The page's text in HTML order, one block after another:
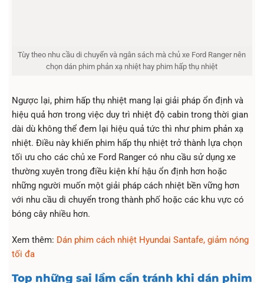
Tùy theo nhu cầu di chuyển và ngân sách mà chủ xe Ford Ranger nên
chọn dán phim phản xạ nhiệt hay phim hấp thụ nhiệt
Ngược lại, phim hấp thụ nhiệt mang lại giải pháp ổn định và
hiệu quả hơn trong việc duy trì nhiệt độ cabin trong thời gian
dài dù không thể đem lại hiệu quả tức thì như phim phản xạ
nhiệt. Điều này khiến phim hấp thụ nhiệt trở thành lựa chọn
tối ưu cho các chủ xe Ford Ranger có nhu cầu sử dụng xe
thường xuyên trong điều kiện khí hậu ổn định hơn hoặc
những người muốn một giải pháp cách nhiệt bền vững hơn
với nhu cầu di chuyển trong thành phố hoặc các khu vực có
bóng cây nhiều hơn.
Xem thêm: Dán phim cách nhiệt Hyundai Santafe, giảm nóng
tối đa
Top những sai lầm cần tránh khi dán phim